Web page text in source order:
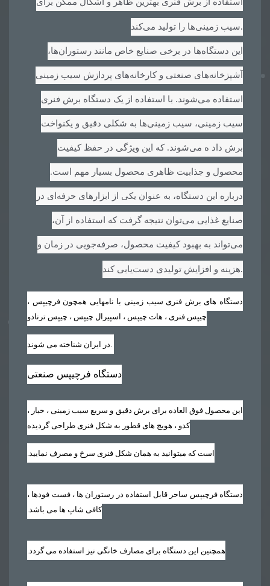
سیب زمینی‌ها را تولید می‌کند.
این دستگاه‌ها در برخی صنایع خاص مانند رستوران‌ها،
آشپزخانه‌های صنعتی و کارخانه‌های پردازش سیب زمینی
استفاده می‌شوند. با استفاده از یک دستگاه برش فنری
سیب زمینی، سیب زمینی‌ها به شکلی دقیق و یکنواخت
برش داد ه می‌شوند. که این ویژگی در حفظ کیفیت
محصول و جذابیت ظاهری محصول بسیار مهم است.
درباره این دستگاه، به عنوان یکی از ابزارهای حرفه‌ای در
صنایع غذایی می‌توان نتیجه گرفت که استفاده از آن،
می‌تواند به بهبود کیفیت محصول، صرفه‌جویی در زمان و
هزینه و افزایش تولیدی دست‌یابی کند.
دستگاه های برش فنری سیب زمینی با نامهایی همچون فرچیپس ،
چیپس فنری ، هات چیپس ، اسپیرال چیپس ، چیپس ترنادو
در ایران شناخته می شوند
دستگاه فرچیپس صنعتی
این محصول فوق العاده برای برش دقیق و سریع سیب زمینی ، خیار ،
کدو ، هویج های قطور به شکل فنری طراحی گردیده
است که میتوانید به همان شکل فنری سرخ و مصرف نمایید‏.‏
دستگاه فرچیپس ساحر قابل استفاده در رستوران ها ، فست فودها ،
کافی شاپ ها می باشد‏.‏
همچنین این دستگاه برای مصارف خانگی نیز استفاده می گردد‏.‏